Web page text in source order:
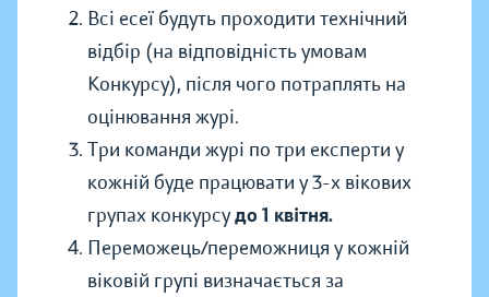
Всі есеї будуть проходити технічний
відбір (на відповідність умовам
Конкурсу), після чого потраплять на
оцінювання журі.
Три команди журі по три експерти у
кожній буде працювати у 3-х вікових
групах конкурсудо 1 квітня.
Переможець/переможниця у кожній
віковій групі визначається за